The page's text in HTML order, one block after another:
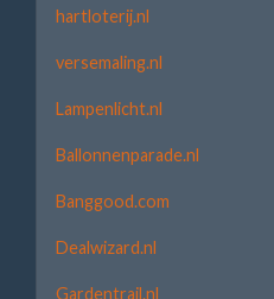
hartloterij.nl
versemaling.nl
Lampenlicht.nl
Ballonnenparade.nl
Banggood.com
Dealwizard.nl
Gardentrail.nl